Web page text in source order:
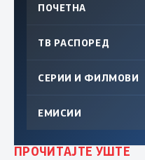
ПОЧЕТНА
ТВ РАСПОРЕД
СЕРИИ И ФИЛМОВИ
ЕМИСИИ
ПРОЧИТАЈТЕ УШТЕ